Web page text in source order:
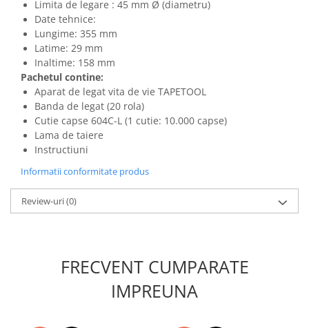
Masini de spalat vase
Masini de spalat vase incorporabile
Masini de spalat vase
independente
Motoburghiu/Foreza pamant
Pachete Incorporabile
Pirostrii & Arzatoare
Plasa umbrire
Pompe de stropit
Radiatoare
Semanatoare,Plantatoare
Suflante & Aspiratoare
Limita de legare : 45 mm Ø (diametru)
Date tehnice:
Lungime: 355 mm
Latime: 29 mm
Inaltime: 158 mm
Pachetul contine:
Aparat de legat vita de vie TAPETOOL
Banda de legat (20 rola)
Cutie capse 604C-L (1 cutie: 10.000 capse)
Lama de taiere
Instructiuni
Informatii conformitate produs
Review-uri(0)
FRECVENT CUMPARATE
IMPREUNA